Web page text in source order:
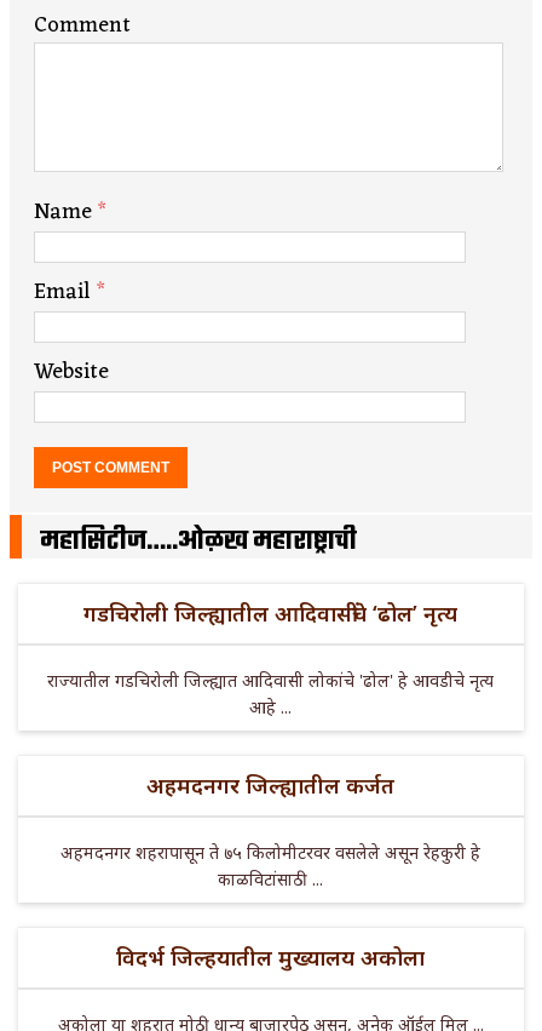
Comment
Name*
Email*
Website
महासिटीज…..ओळख महाराष्ट्राची
गडचिरोली जिल्ह्यातील आदिवासींचे ‘ढोल’ नृत्य
राज्यातील गडचिरोली जिल्ह्यात आदिवासी लोकांचे 'ढोल' हे आवडीचे नृत्य
आहे ...
अहमदनगर जिल्ह्यातील कर्जत
अहमदनगर शहरापासून ते ७५ किलोमीटरवर वसलेले असून रेहकुरी हे
काळविटांसाठी ...
विदर्भ जिल्हयातील मुख्यालय अकोला
अकोला या शहरात मोठी धान्य बाजारपेठ असून, अनेक ऑईल मिल ...